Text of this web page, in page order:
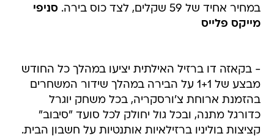
במחיר אחיד של 59 שקלים, לצד כוס בירה.
סניפי
מייקס פלייס
- בקאזה דו ברזיל האילתית יציעו במהלך כל החודש
מבצע של 1+1 על הבירה במהלך שידור המשחרים
בהזמנת ארוחת צ'ורסקריה, בכל משחק יוגרל
כדורגל מתנה, ובכל גול יחולק לכל סועד "סיבוב"
קציצות בוליניו ברזילאיות אותנטיות על חשבון הבית.